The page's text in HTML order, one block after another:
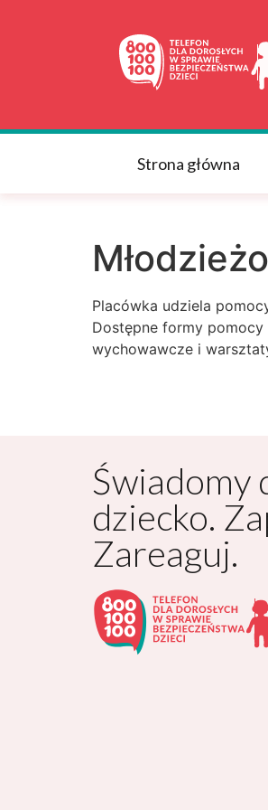
Strona główna
Placówka udziela
Dostępne formy pomocy
wychowawcze i
Świadomy
dziecko.
Zareaguj.